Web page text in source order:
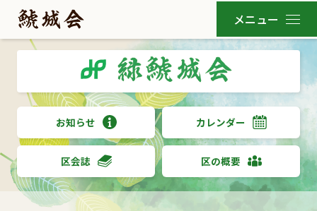
お知らせ カレンダー
区会誌 区の概要